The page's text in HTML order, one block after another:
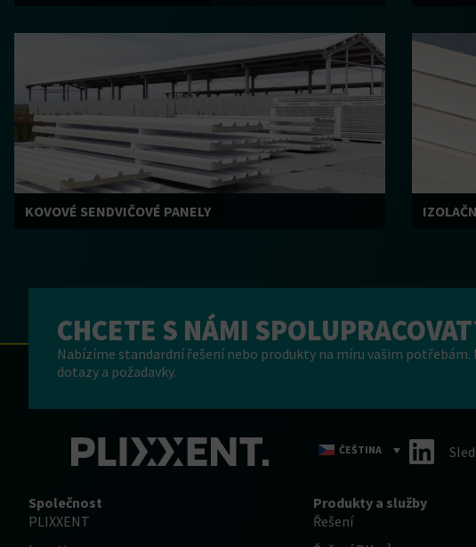
KOVOVÉ SENDVIČOVÉ PANELY
CHCETE S NÁMI
Nabízíme standardní řešení nebo produkty na míru vašim potřebám.
dotazy a požadavky.
ČEŠTINA
Společnost
PLIXXENT
Produkty a služby
Řešení